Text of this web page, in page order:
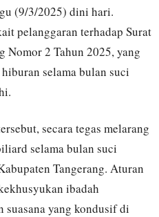
(9/3/2025) dini hari.
pelanggaran terhadap Surat
Nomor 2 Tahun 2025, yang
selama bulan suci
secara tegas melarang
selama bulan suci
Tangerang. Aturan
ibadah
suasana yang kondusif di